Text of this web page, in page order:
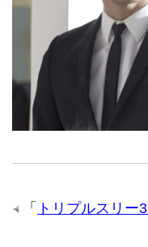
「 トリプルスリー